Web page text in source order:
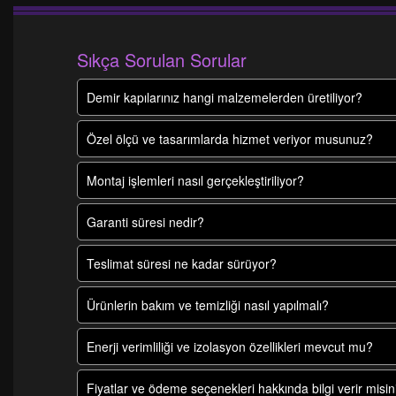
Sıkça Sorulan Sorular
Demir kapılarınız hangi malzemelerden üretiliyor?
Özel ölçü ve tasarımlarda hizmet veriyor musunuz?
Montaj işlemleri nasıl gerçekleştiriliyor?
Garanti süresi nedir?
Teslimat süresi ne kadar sürüyor?
Ürünlerin bakım ve temizliği nasıl yapılmalı?
Enerji verimliliği ve izolasyon özellikleri mevcut mu?
Fiyatlar ve ödeme seçenekleri hakkında bilgi verir